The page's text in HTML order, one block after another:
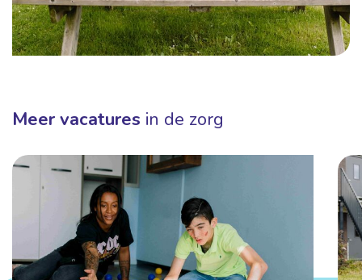
Meer vacatures in de zorg